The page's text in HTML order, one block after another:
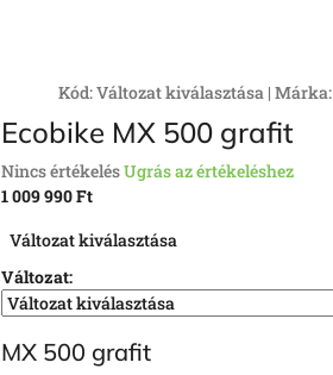
Kód:Változat kiválasztása | Márka:
Ecobike MX 500 grafit
A
termék
értékelése
ből
0,0
Nincs értékelésUgrás az értékeléshez
1 009 990 Ft
Változat kiválasztása
Változat:
MX 500 grafit